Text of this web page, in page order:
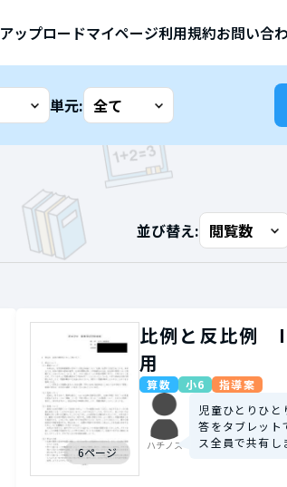
アップロードマイページ利用規約お問い合
単元:
並び替え:
6ページ
比例と反比例
用
算数 小6 指導案
ハチノス
児童ひとりひと
答をタブレット
ス全員で共有し